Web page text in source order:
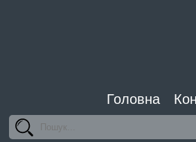
Головна